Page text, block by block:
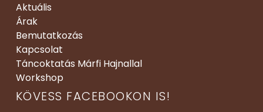
Aktuális
Árak
Bemutatkozás
Kapcsolat
Táncoktatás Márfi Hajnallal
Workshop
KÖVESS FACEBOOKON IS!